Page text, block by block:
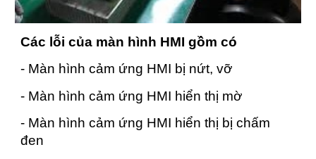
Các lỗi của màn hình HMI gồm có
- Màn hình cảm ứng HMI bị nứt, vỡ
- Màn hình cảm ứng HMI hiển thị mờ
- Màn hình cảm ứng HMI hiển thị bị chấm
đen